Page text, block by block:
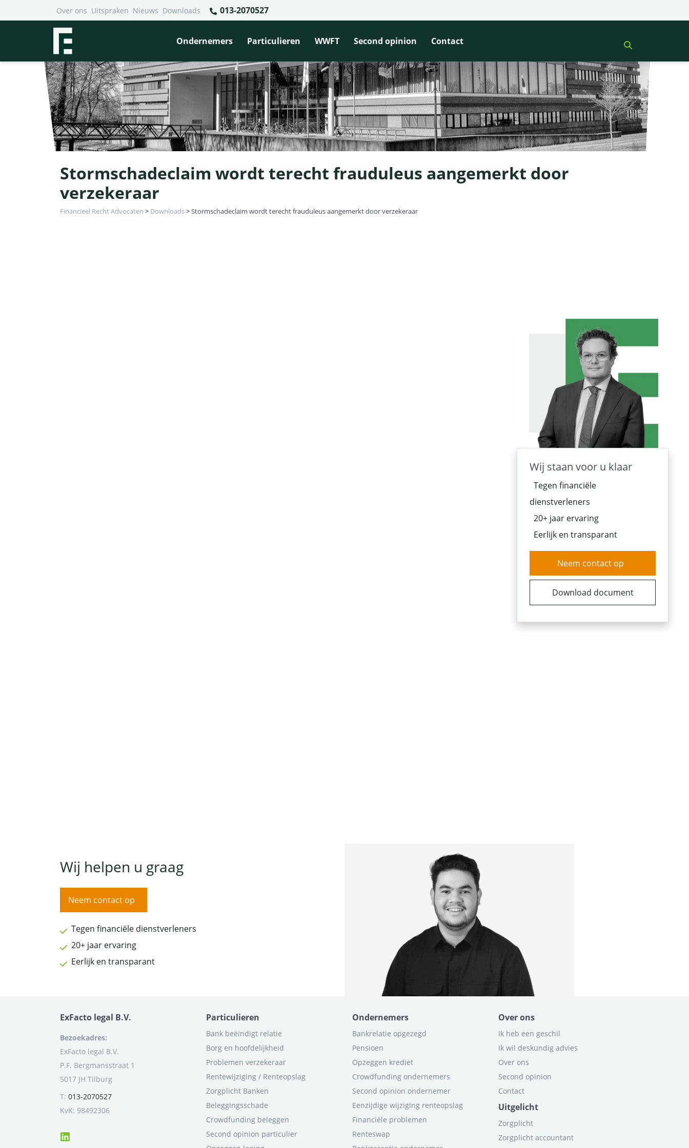
Over ons Uitspraken Nieuws Downloads 013-2070527
Ondernemers Particulieren WWFT Second opinion Contact
Stormschadeclaim wordt terecht frauduleus aangemerkt door
verzekeraar
Financieel Recht Advocaten > Downloads>Stormschadeclaim wordt terecht frauduleus aangemerkt door verzekeraar
Wij staan voor u klaar
Tegen financiële
dienstverleners
20+ jaar ervaring
Eerlijk en transparant
Neem contact op
Download document
Wij helpen u graag
Neem contact op
Tegen financiële dienstverleners
20+ jaar ervaring
Eerlijk en transparant
ExFacto legal B.V.
Bezoekadres:
ExFacto legal B.V.
P.F. Bergmansstraat 1
5017 JH Tilburg
T: 013-2070527
KvK: 98492306
Particulieren
Bank beëindigt relatie
Borg en hoofdelijkheid
Problemen verzekeraar
Rentewijziging / Renteopslag
Zorgplicht Banken
Beleggingsschade
Crowdfunding beleggen
Second opinion particulier
Ondernemers
Bankrelatie opgezegd
Pensioen
Opzeggen krediet
Crowdfunding ondernemers
Second opinion ondernemer
Eenzijdige wijziging renteopslag
Financiële problemen
Renteswap
Over ons
Ik heb een geschil
Ik wil deskundig advies
Over ons
Second opinion
Contact
Uitgelicht
Zorgplicht
Zorgplicht accountant